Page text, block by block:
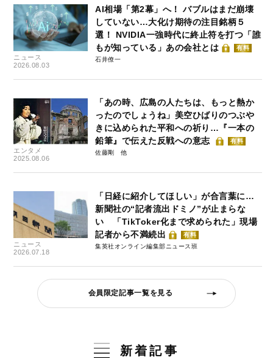
ニュース
2026.08.03
AI相場「第2幕」へ！ バブルはまだ崩壊
していない…大化け期待の注目銘柄５
選！ NVIDIA一強時代に終止符を打つ「誰
もが知っている」あの会社とは
有料
石井僚一
エンタメ
2025.08.06
「あの時、広島の人たちは、もっと熱か
ったのでしょうね」美空ひばりのつぶや
きに込められた平和への祈り…『一本の
鉛筆』で伝えた反戦への意志
有料
佐藤剛
ニュース
2026.07.18
「日経に紹介してほしい」が合言葉に…
新聞社の“記者流出ドミノ”が止まらな
い 「TikToker化まで求められた」現場
記者から不満続出
有料
集英社オンライン編集部ニュース班
会員限定記事一覧を見る
新着記事